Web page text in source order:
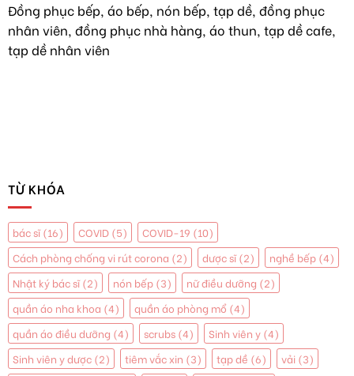
TẠI
MỸ
Đồng phục bếp, áo bếp, nón bếp, tạp dề, đồng phục
nhân viên, đồng phục nhà hàng, áo thun, tạp dề cafe,
tạp dề nhân viên
TỪ KHÓA
bác sĩ(16) COVID (5) COVID-19 (10)
Cách phòng chống vi rút corona (2) dược sĩ(2) nghề bếp (4)
Nhật ký bác sĩ(2) nón bếp (3) nữ điều dưỡng (2)
quần áo nha khoa (4) quần áo phòng mổ (4)
quần áo điều dưỡng (4) scrubs (4) Sinh viên y (4)
Sinh viên y dược (2) tiêm vắc xin (3) tạp dề (6) vải (3)